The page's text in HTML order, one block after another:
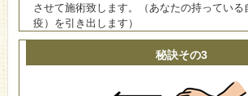
させて施術致します。（あなたの持っている
疫）を引き出します）
秘訣その3